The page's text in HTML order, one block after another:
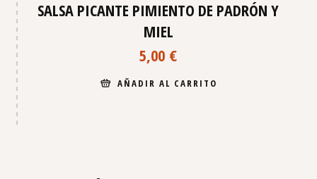
SALSA PICANTE PIMIENTO DE PADRÓN Y
MIEL
5,00 €
AÑADIR AL CARRITO